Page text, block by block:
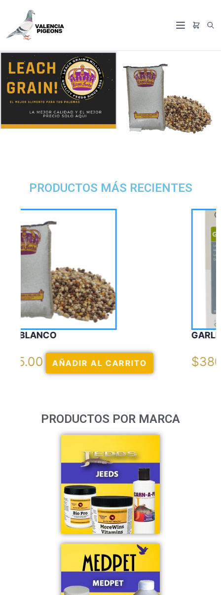
PRODUCTOS MÁS RECIENTES
GARLIC OIL VERCELAGA
$ 380.00 AÑADIR AL CARRITO
PRODUCTOS POR MARCA